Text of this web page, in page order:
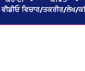
ਵੀਡੀਓ ਵਿਚਾਰ/ਤਕਰੀਰ/ਲੇਖ/